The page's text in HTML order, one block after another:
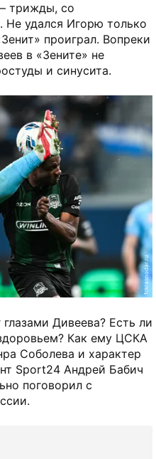
трижды, со
удался Игорю только
проиграл. Вопреки
в «Зените» не
и синусита.
fckrasnodar.ru
Дивеева? Есть ли
Как ему ЦСКА
Соболева и характер
Sport24 Андрей Бабич
поговорил с